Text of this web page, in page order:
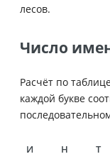
лесов.
Число
Расчёт по
каждой букве
И Н Т